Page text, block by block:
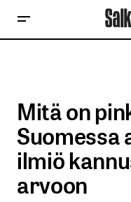
Mitä on
Suomessa
ilmiö
arvoon